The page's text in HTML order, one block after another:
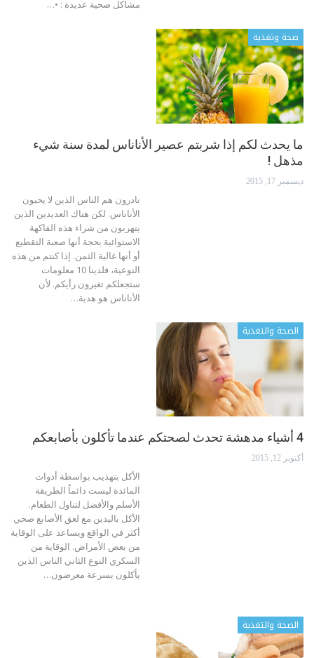
مشاكل صحية عديدة : •…
صحة وتغذية
ما يحدث لكم إذا شربتم عصير الأناناس لمدة سنة شيء
مذهل !
ديسمبر 17, 2015
نادرون هم الناس الذين لا يحبون
الأناناس. لكن هناك العديدين الذين
يتهربون من شراء هذه الفاكهة
الاستوائية بحجة أنها صعبة التقطيع
أو أنها غالية الثمن. إذا كنتم من هذه
النوعية، فلدينا 10 معلومات
ستجعلكم تغيرون رأيكم. لأن
الأناناس هو هدية…
الصحة والتغذية
4 أشياء مدهشة تحدث لصحتكم عندما تأكلون بأصابعكم
أكتوبر 12, 2015
الأكل بتهذيب بواسطة أدوات
المائدة ليست دائماً الطريقة
الأسلم والأفضل لتناول الطعام.
الأكل باليدين مع لعق الأصابع صحي
أكثر في الواقع ويساعد على الوقاية
من بعض الأمراض. الوقاية من
السكري النوع الثاني الناس الذين
يأكلون بسرعة معرضون…
الصحة والتغذية